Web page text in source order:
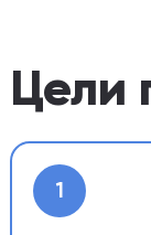
Цели
1